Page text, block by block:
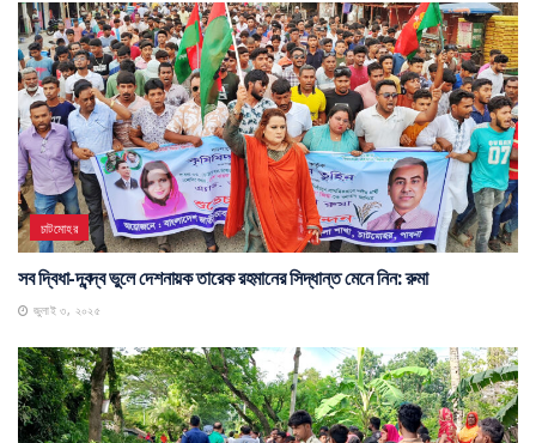
চাটমোহর
সব দ্বিধা-দ্বন্দ্ব ভুলে দেশনায়ক তারেক রহমানের সিদ্ধান্ত মেনে নিন: রুমা
জুলাই ৩, ২০২৫